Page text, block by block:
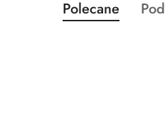
Pomiń karuzelę
Produkty
o
Polecane